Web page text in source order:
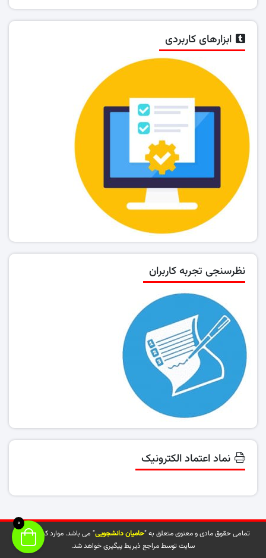
ابزارهای کاربردی
نظرسنجی تجربه کاربران
نماد اعتماد الکترونیک
تمامی حقوق مادی و معنوی متعلق به "حامیان دانشجویی" می باشد. موارد کپی شده از
سایت توسط مراجع ذیربط پیگیری خواهد شد.
0